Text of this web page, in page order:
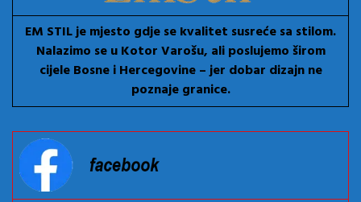
EM STIL je mjesto gdje se kvalitet susreće sa stilom.
Nalazimo se u Kotor Varošu, ali poslujemo širom
cijele Bosne i Hercegovine – jer dobar dizajn ne
poznaje granice.